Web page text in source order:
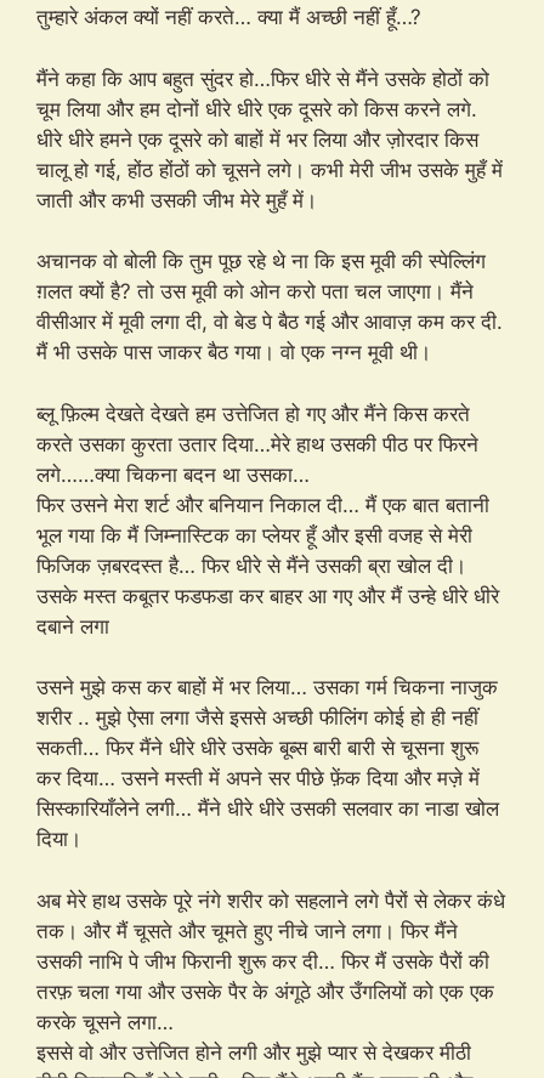
तुम्हारे अंकल क्यों नहीं करते… क्या मैं अच्छी नहीं हूँ…?
मैंने कहा कि आप बहुत सुंदर हो…फिर धीरे से मैंने उसके होठों को
चूम लिया और हम दोनों धीरे धीरे एक दूसरे को किस करने लगे.
धीरे धीरे हमने एक दूसरे को बाहों में भर लिया और ज़ोरदार किस
चालू हो गई, होंठ होंठों को चूसने लगे। कभी मेरी जीभ उसके मुहँ में
जाती और कभी उसकी जीभ मेरे मुहँ में।
अचानक वो बोली कि तुम पूछ रहे थे ना कि इस मूवी की स्पेल्लिंग
ग़लत क्यों है? तो उस मूवी को ओन करो पता चल जाएगा। मैंने
वीसीआर में मूवी लगा दी, वो बेड पे बैठ गई और आवाज़ कम कर दी.
मैं भी उसके पास जाकर बैठ गया। वो एक नग्न मूवी थी।
ब्लू फ़िल्म देखते देखते हम उत्तेजित हो गए और मैंने किस करते
करते उसका कुरता उतार दिया…मेरे हाथ उसकी पीठ पर फिरने
लगे……क्या चिकना बदन था उसका…
फिर उसने मेरा शर्ट और बनियान निकाल दी… मैं एक बात बतानी
भूल गया कि मैं जिम्नास्टिक का प्लेयर हूँ और इसी वजह से मेरी
फिजिक ज़बरदस्त है… फिर धीरे से मैंने उसकी ब्रा खोल दी।
उसके मस्त कबूतर फडफडा कर बाहर आ गए और मैं उन्हे धीरे धीरे
दबाने लगा
उसने मुझे कस कर बाहों में भर लिया… उसका गर्म चिकना नाजुक
शरीर .. मुझे ऐसा लगा जैसे इससे अच्छी फीलिंग कोई हो ही नहीं
सकती… फिर मैंने धीरे धीरे उसके बूब्स बारी बारी से चूसना शुरू
कर दिया… उसने मस्ती में अपने सर पीछे फ़ेंक दिया और मज़े में
सिस्कारियाँलेने लगी… मैंने धीरे धीरे उसकी सलवार का नाडा खोल
दिया।
अब मेरे हाथ उसके पूरे नंगे शरीर को सहलाने लगे पैरों से लेकर कंधे
तक। और मैं चूसते और चूमते हुए नीचे जाने लगा। फिर मैंने
उसकी नाभि पे जीभ फिरानी शुरू कर दी… फिर मैं उसके पैरों की
तरफ़ चला गया और उसके पैर के अंगूठे और उँगलियों को एक एक
करके चूसने लगा…
इससे वो और उत्तेजित होने लगी और मुझे प्यार से देखकर मीठी